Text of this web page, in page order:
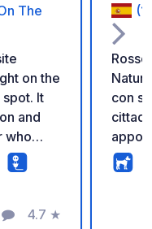
The
on the
It
and
who
4.7
Valutazione
★
con